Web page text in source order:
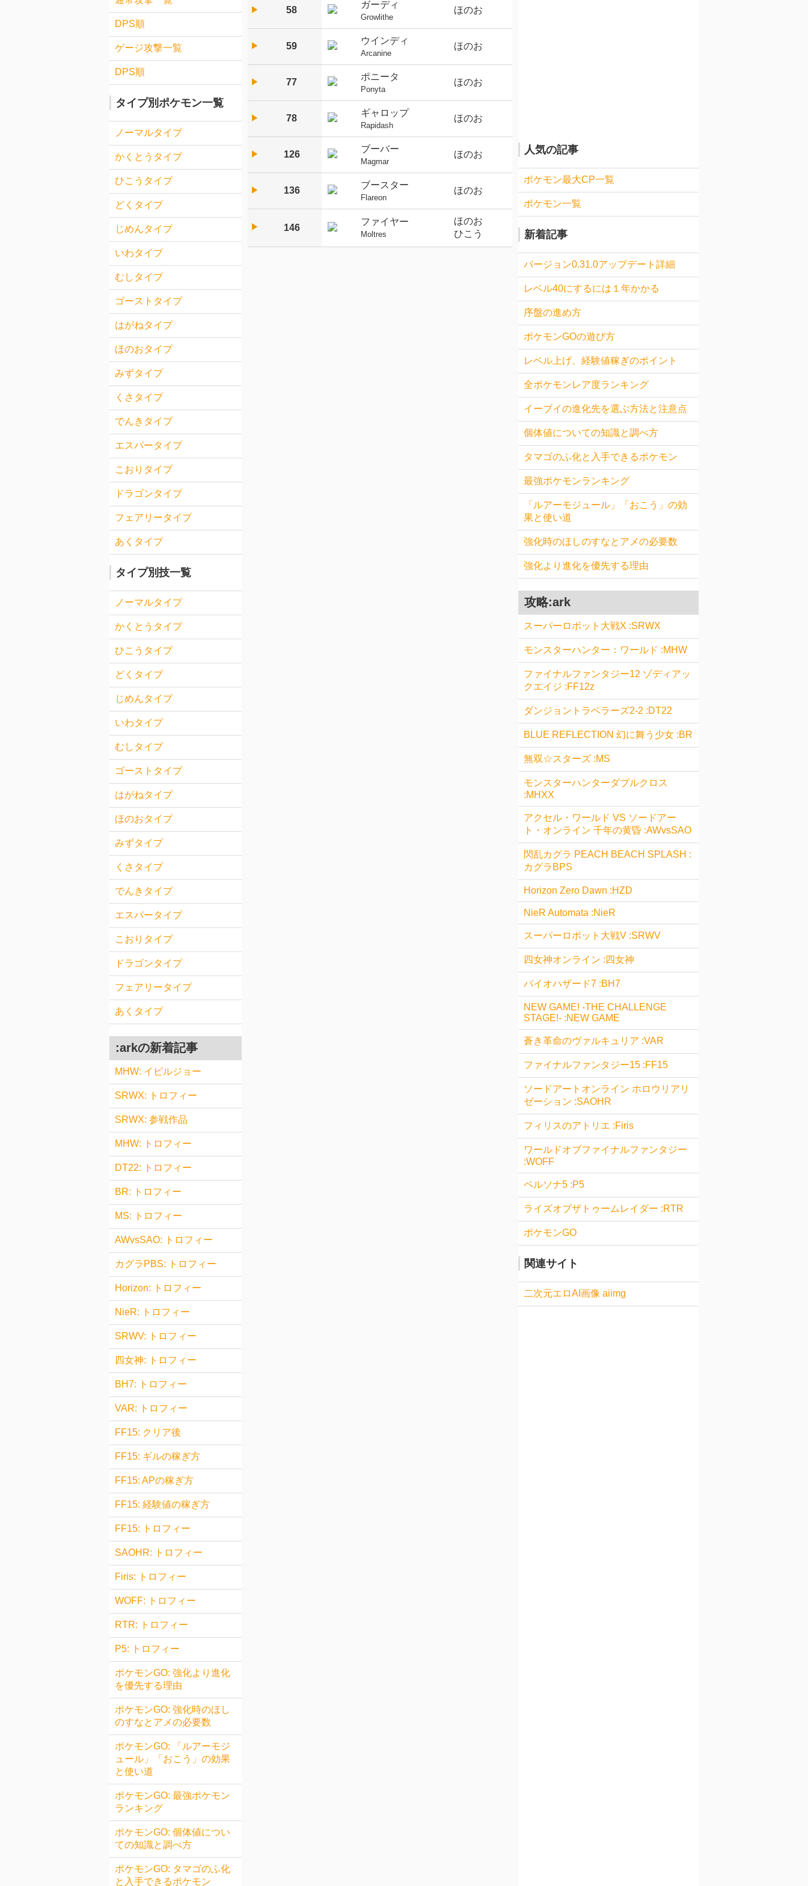
▶︎ 58
ガーディ
Growlithe
ほのお
▶︎ 59
ウインディ
Arcanine
ほのお
▶︎ 77
ポニータ
Ponyta
ほのお
▶︎ 78
ギャロップ
Rapidash
ほのお
▶︎ 126
ブーバー
Magmar
ほのお
▶︎ 136
ブースター
Flareon
ほのお
▶︎ 146
ファイヤー
Moltres
ほのお
ひこう
DPS順
ゲージ攻撃一覧
DPS順
タイプ別ポケモン一覧
ノーマルタイプ
かくとうタイプ
ひこうタイプ
どくタイプ
じめんタイプ
いわタイプ
むしタイプ
ゴーストタイプ
はがねタイプ
ほのおタイプ
みずタイプ
くさタイプ
でんきタイプ
エスパータイプ
こおりタイプ
ドラゴンタイプ
フェアリータイプ
あくタイプ
タイプ別技一覧
ノーマルタイプ
かくとうタイプ
ひこうタイプ
どくタイプ
じめんタイプ
いわタイプ
むしタイプ
ゴーストタイプ
はがねタイプ
ほのおタイプ
みずタイプ
くさタイプ
でんきタイプ
エスパータイプ
こおりタイプ
ドラゴンタイプ
フェアリータイプ
あくタイプ
:arkの新着記事
MHW: イビルジョー
SRWX: トロフィー
SRWX: 参戦作品
MHW: トロフィー
DT22: トロフィー
BR: トロフィー
MS: トロフィー
AWvsSAO: トロフィー
カグラPBS: トロフィー
Horizon: トロフィー
NieR: トロフィー
SRWV: トロフィー
四女神: トロフィー
BH7: トロフィー
VAR: トロフィー
FF15: クリア後
FF15: ギルの稼ぎ方
FF15: APの稼ぎ方
FF15: 経験値の稼ぎ方
FF15: トロフィー
SAOHR: トロフィー
Firis: トロフィー
WOFF: トロフィー
RTR: トロフィー
P5: トロフィー
ポケモンGO: 強化より進化
を優先する理由
ポケモンGO: 強化時のほし
のすなとアメの必要数
ポケモンGO: 「ルアーモジ
ュール」「おこう」の効果
と使い道
ポケモンGO: 最強ポケモン
ランキング
ポケモンGO: 個体値につい
ての知識と調べ方
ポケモンGO: タマゴのふ化
と入手できるポケモン
人気の記事
ポケモン最大CP一覧
ポケモン一覧
新着記事
バージョン0.31.0アップデート詳細
レベル40にするには１年かかる
序盤の進め方
ポケモンGOの遊び方
レベル上げ、経験値稼ぎのポイント
全ポケモンレア度ランキング
イーブイの進化先を選ぶ方法と注意点
個体値についての知識と調べ方
タマゴのふ化と入手できるポケモン
最強ポケモンランキング
「ルアーモジュール」「おこう」の効
果と使い道
強化時のほしのすなとアメの必要数
強化より進化を優先する理由
攻略:ark
スーパーロボット大戦X :SRWX
モンスターハンター：ワールド :MHW
ファイナルファンタジー12 ゾディアッ
クエイジ :FF12z
ダンジョントラベラーズ2-2 :DT22
BLUE REFLECTION 幻に舞う少女 :BR
無双☆スターズ :MS
モンスターハンターダブルクロス
:MHXX
アクセル・ワールド VS ソードアー
ト・オンライン 千年の黄昏 :AWvsSAO
閃乱カグラ PEACH BEACH SPLASH :
カグラBPS
Horizon Zero Dawn :HZD
NieR Automata :NieR
スーパーロボット大戦V :SRWV
四女神オンライン :四女神
バイオハザード7 :BH7
NEW GAME! -THE CHALLENGE
STAGE!- :NEW GAME
蒼き革命のヴァルキュリア :VAR
ファイナルファンタジー15 :FF15
ソードアートオンライン ホロウリアリ
ゼーション :SAOHR
フィリスのアトリエ :Firis
ワールドオブファイナルファンタジー
:WOFF
ペルソナ5 :P5
ライズオブザトゥームレイダー :RTR
ポケモンGO
関連サイト
二次元エロAI画像 aiimg